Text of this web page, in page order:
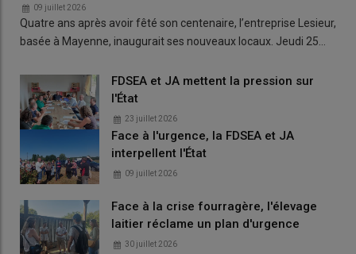
09 juillet 2026
Quatre ans après avoir fêté son centenaire, l’entreprise Lesieur,
basée à Mayenne, inaugurait ses nouveaux locaux. Jeudi 25…
FDSEA et JA mettent la pression sur
l'État
23 juillet 2026
Face à l'urgence, la FDSEA et JA
interpellent l'État
09 juillet 2026
Face à la crise fourragère, l'élevage
laitier réclame un plan d'urgence
30 juillet 2026